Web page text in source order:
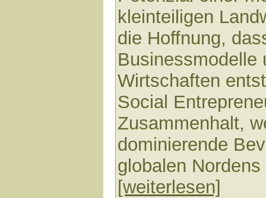
kleinteiligen
die Hoffnung,
Businessmodelle
Wirtschaften
Social
Zusammenhalt,
dominierende
globalen
[weiterlesen]